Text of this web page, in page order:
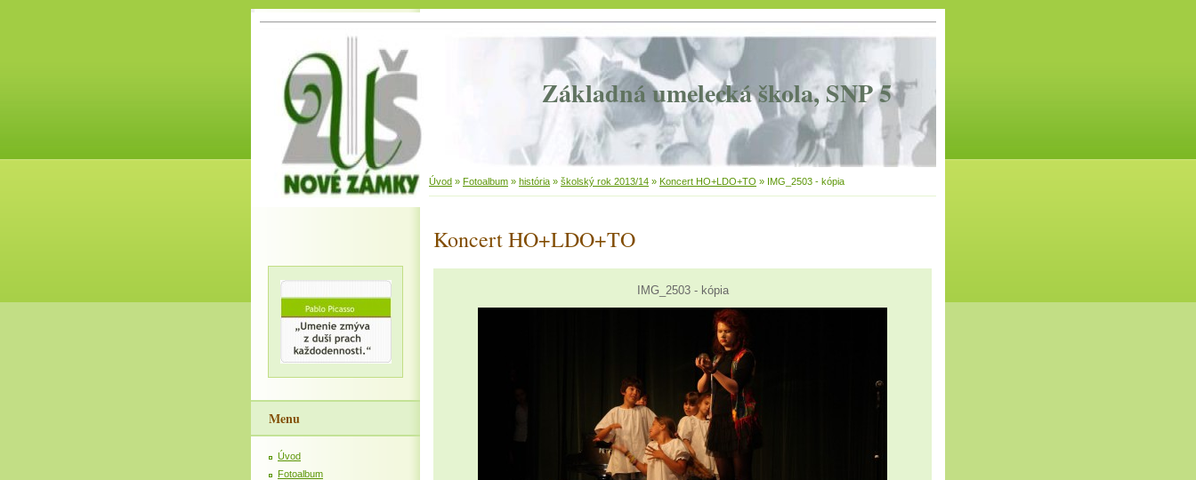
Základná umelecká škola, SNP 5
Úvod » Fotoalbum » história » školský rok 2013/14 » Koncert HO+LDO+TO » IMG_2503 - kópia
Koncert HO+LDO+TO
IMG_2503 - kópia
Menu
Úvod
Fotoalbum